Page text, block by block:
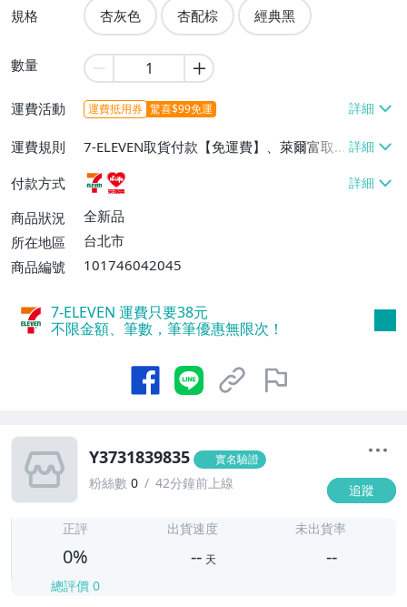
規格 杏灰色 杏配棕 經典黑
數量
運費活動 運費抵用券 驚喜$99免運
運費規則
7-ELEVEN取貨付款【免運費】、萊爾富取
貨付款【免運費】
付款方式
商品狀況
全新品
所在地區
台北市
商品編號
101746042045
7-ELEVEN 運費只要38元
不限金額、筆數，筆筆優惠無限次！
Y3731839835 實名驗證
粉絲數 0 42分鐘前上線 追蹤
正評
0%
總評價 0
出貨速度
-- 天
未出貨率
--